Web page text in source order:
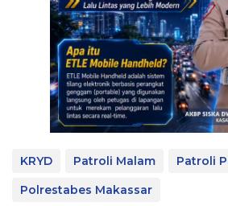
KRYD Patroli Malam
Patroli
Polrestabes Makassar